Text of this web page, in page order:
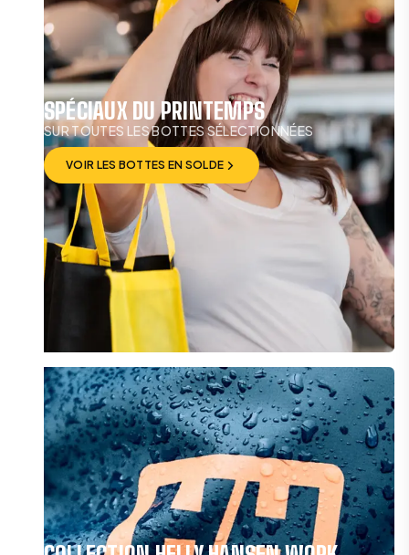
SPÉCIAUX DU PRINTEMPS
SUR TOUTES LES BOTTES SÉLECTIONNÉES
VOIR LES BOTTES EN SOLDE
VOIR LES BOTTES EN SOLDE